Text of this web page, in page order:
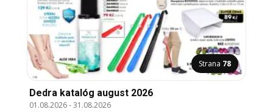
Strana 78
Dedra katalóg august 2026
01.08.2026-31.08.2026